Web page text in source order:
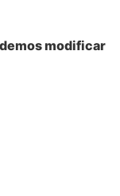
modificar